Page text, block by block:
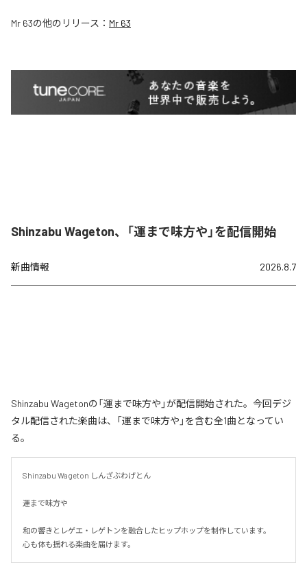
Mr 63の他のリリース： Mr 63
Shinzabu Wageton、「運まで味方や」を配信開始
新曲情報 2026.8.7
Shinzabu Wagetonの「運まで味方や」が配信開始された。今回デジ
タル配信された楽曲は、「運まで味方や」を含む全1曲となってい
る。
Shinzabu Wageton しんざぶわげとん
運まで味方や
和の響きとレゲエ・レゲトンを融合したヒップホップを制作しています。
心も体も揺れる楽曲を届けます。